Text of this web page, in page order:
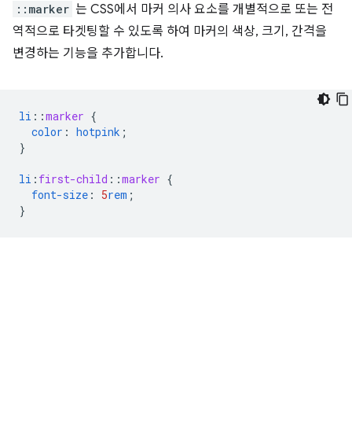
::marker 는 CSS에서 마커 의사 요소를 개별적으로 또는 전
역적으로 타겟팅할 수 있도록 하여 마커의 색상, 크기, 간격을
변경하는 기능을 추가합니다.
li ::marker {
color : hotpink ;
}
li : first-child ::marker {
font-size : 5rem ;
}